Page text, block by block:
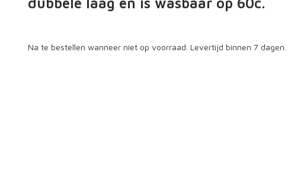
Na te bestellen wanneer niet op voorraad. Levertijd binnen 7 dagen.